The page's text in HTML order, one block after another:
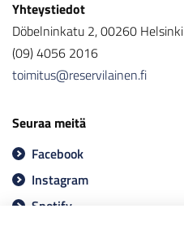
Yhteystiedot
Döbelninkatu 2, 00260 Helsinki
(09) 4056 2016
toimitus@reservilainen.fi
Seuraa meitä
Facebook
Instagram
Spotify